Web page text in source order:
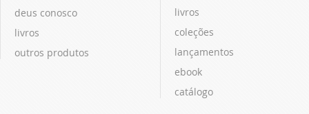
deus conosco
livros
outros produtos
livros
coleções
lançamentos
ebook
catálogo